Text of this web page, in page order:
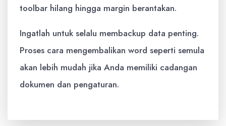
toolbar hilang hingga margin berantakan.
Ingatlah untuk selalu membackup data penting.
Proses cara mengembalikan word seperti semula
akan lebih mudah jika Anda memiliki cadangan
dokumen dan pengaturan.